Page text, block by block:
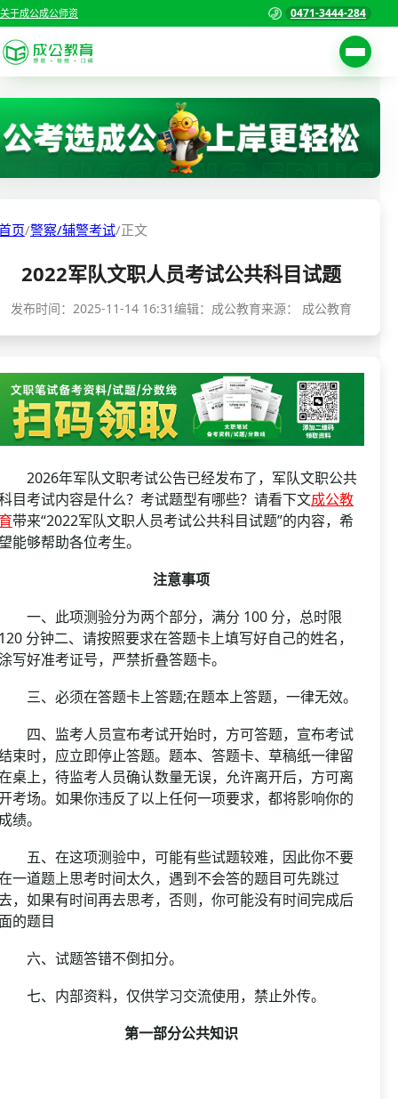
关于成公成公师资 0471-3444-284
考试公告
职位表
准考证打印
考试政策
成绩查询
分数线
资格复审
面试补录
公务员课程
首页
国家公务员考试
警察/辅警考试
教师资格/教师编制
国企/银行考试
页/警察/辅警考试/正文
2022军队文职人员考试公共科目试题
发布时间： 2025-11-14 16:31编辑：成公教育来源： 成公教育
年军队文职考试公告已经发布了，军队文职公共
目考试内容是什么？考试题型有哪些？请看下文成公教
带来“2022军队文职人员考试公共科目试题”的内容，希
能够帮助各位考生。
注意事项
、此项测验分为两个部分，满分 100 分，总时限
分钟二、请按照要求在答题卡上填写好自己的姓名，
写好准考证号，严禁折叠答题卡。
、必须在答题卡上答题;在题本上答题，一律无效。
、监考人员宣布考试开始时，方可答题，宣布考试
束时，应立即停止答题。题本、答题卡、草稿纸一律留
桌上，待监考人员确认数量无误，允许离开后，方可离
考场。如果你违反了以上任何一项要求，都将影响你的
绩。
、在这项测验中，可能有些试题较难，因此你不要
一道题上思考时间太久，遇到不会答的题目可先跳过
，如果有时间再去思考，否则，你可能没有时间完成后
的题目
、试题答错不倒扣分。
、内部资料，仅供学习交流使用，禁止外传。
第一部分公共知识